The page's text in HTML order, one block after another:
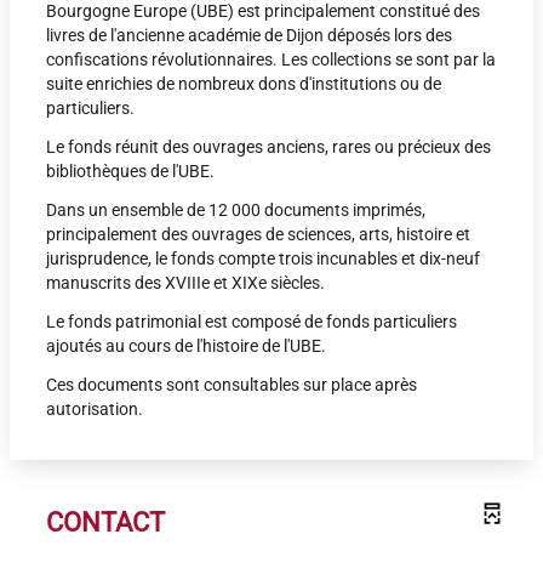
Bourgogne Europe (UBE) est principalement constitué des
livres de l'ancienne académie de Dijon déposés lors des
confiscations révolutionnaires. Les collections se sont par la
suite enrichies de nombreux dons d'institutions ou de
particuliers.
Le fonds réunit des ouvrages anciens, rares ou précieux des
bibliothèques de l'UBE.
Dans un ensemble de 12 000 documents imprimés,
principalement des ouvrages de sciences, arts, histoire et
jurisprudence, le fonds compte trois incunables et dix-neuf
manuscrits des XVIIIe et XIXe siècles.
Le fonds patrimonial est composé de fonds particuliers
ajoutés au cours de l'histoire de l'UBE.
Ces documents sont consultables sur place après
autorisation.
CONTACT